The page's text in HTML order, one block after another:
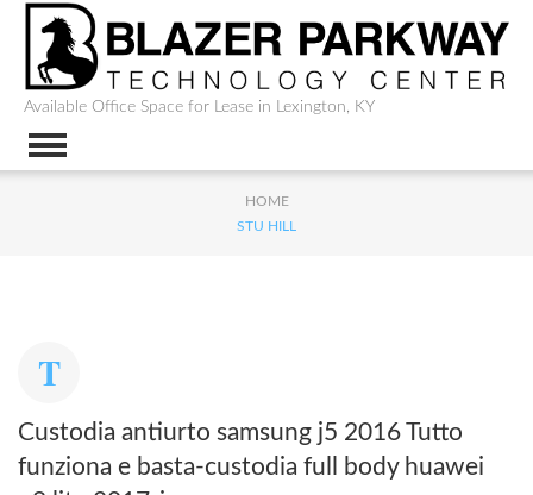
Available Office Space for Lease in Lexington, KY
HOME
STU HILL
Custodia antiurto samsung j5 2016 Tutto
funziona e basta-custodia full body huawei